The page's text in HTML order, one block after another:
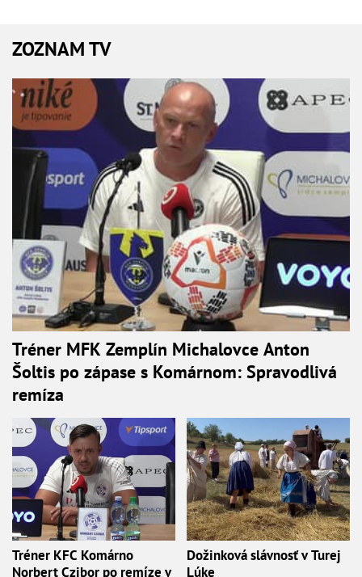
ZOZNAM TV
Tréner MFK Zemplín Michalovce Anton
Šoltis po zápase s Komárnom: Spravodlivá
remíza
Tréner KFC Komárno
Norbert Czibor po remíze v
Dožinková slávnosť v Turej
Lúke